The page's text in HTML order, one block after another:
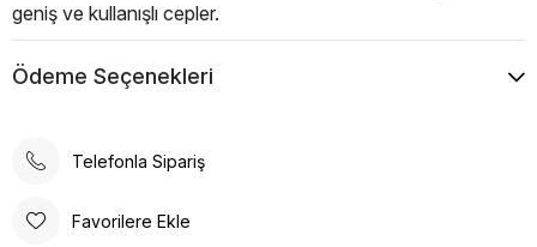
geniş ve kullanışlı cepler.
Soft Kumaş: Nefes alabilen, esnek ve yüksek kaliteli
kumaş.
Alt Cerrahi Pantolon:
geniş ve derindir.
Arka cüzdan cebi bulunmaktadır.
Lastikli esnek bel bandı sayesinde her bedende rahat
oturur.
Ödeme Seçenekleri
Telefonla Sipariş
Favorilere Ekle